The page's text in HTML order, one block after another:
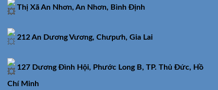
Thị Xã An Nhơn, An Nhơn, Bình Định
212 An Dương Vương, Chưpưh, Gia Lai
127 Dương Đình Hội, Phước Long B, TP. Thủ Đức, Hồ
Chí Minh